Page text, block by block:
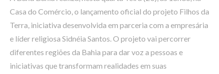
Casa do Comércio, o lançamento oficial do projeto Filhos da
Terra, iniciativa desenvolvida em parceria com a empresária
e líder religiosa Sidnéia Santos. O projeto vai percorrer
diferentes regiões da Bahia para dar voz a pessoas e
iniciativas que transformam realidades em suas